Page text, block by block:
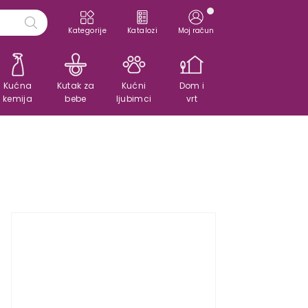
Kategorije Katalozi Moj račun
Kućna
kemija
Kutak za
bebe
Kućni
ljubimci
Dom i
vrt